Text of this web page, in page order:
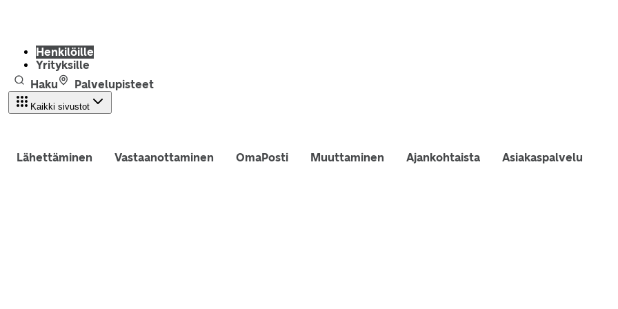
Henkilöille
Yrityksille
Haku
Palvelupisteet
Kaikki sivustot
Lähettäminen Vastaanottaminen OmaPosti Muuttaminen Ajankohtaista Asiakaspalvelu